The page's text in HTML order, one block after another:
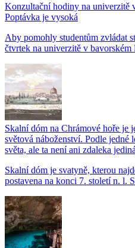
Konzultační hodiny na univerzitě
Poptávka je vysoká
Aby pomohly studentům zvládat
čtvrtek na univerzitě v bavorském
Skalní dóm na Chrámové hoře je
světová náboženství. Podle jedné
světa, ale ta není ani zdaleka jediná
Skalní dóm je svatyně, kterou
postavena na konci 7. století n. l.